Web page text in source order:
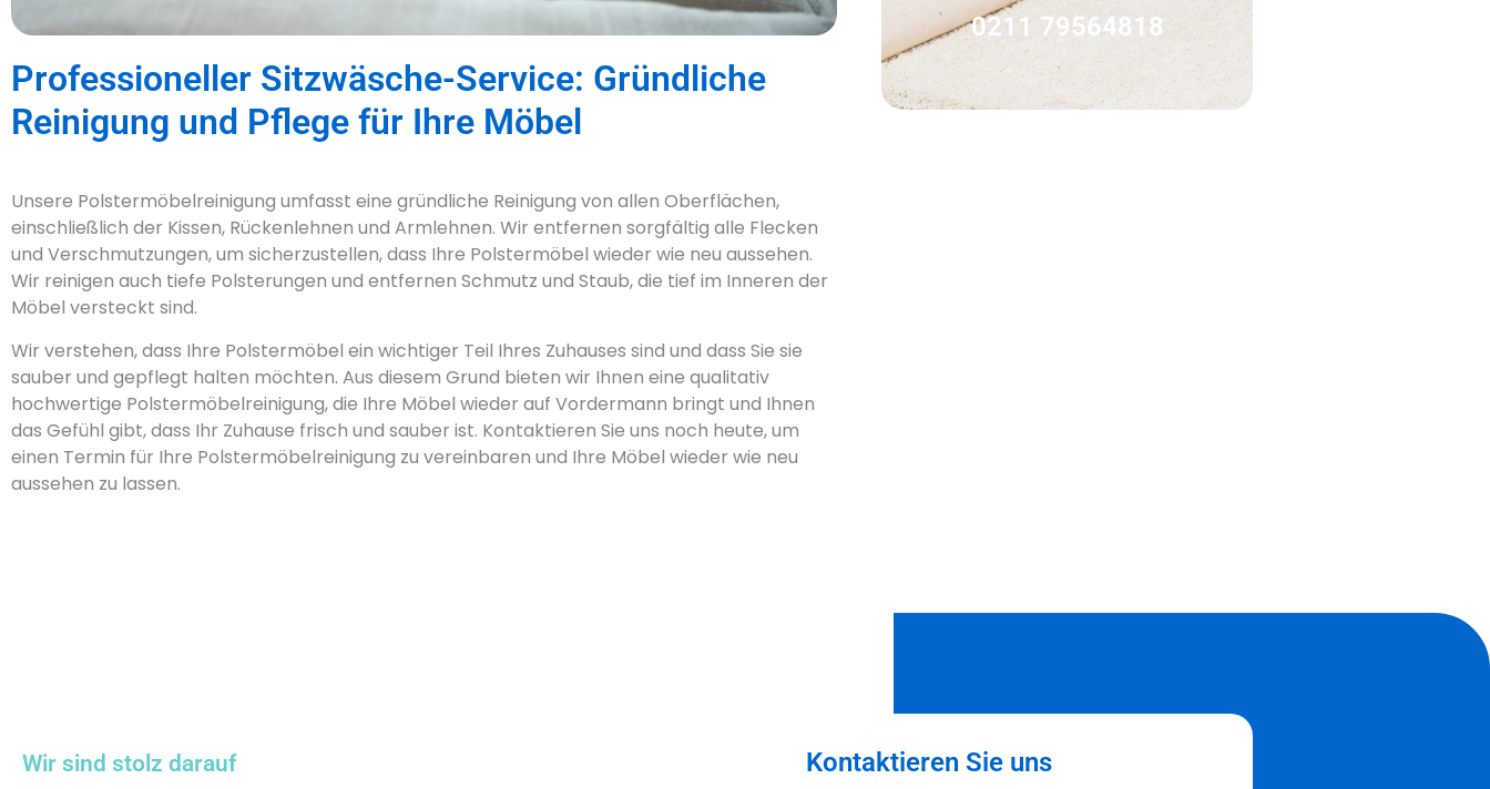
Professioneller Sitzwäsche-Service: Gründliche
Reinigung und Pflege für Ihre Möbel
Unsere Polstermöbelreinigung umfasst eine gründliche Reinigung von allen Oberflächen,
einschließlich der Kissen, Rückenlehnen und Armlehnen. Wir entfernen sorgfältig alle Flecken
und Verschmutzungen, um sicherzustellen, dass Ihre Polstermöbel wieder wie neu aussehen.
Wir reinigen auch tiefe Polsterungen und entfernen Schmutz und Staub, die tief im Inneren der
Möbel versteckt sind.
Wir verstehen, dass Ihre Polstermöbel ein wichtiger Teil Ihres Zuhauses sind und dass Sie sie
sauber und gepflegt halten möchten. Aus diesem Grund bieten wir Ihnen eine qualitativ
hochwertige Polstermöbelreinigung, die Ihre Möbel wieder auf Vordermann bringt und Ihnen
das Gefühl gibt, dass Ihr Zuhause frisch und sauber ist. Kontaktieren Sie uns noch heute, um
einen Termin für Ihre Polstermöbelreinigung zu vereinbaren und Ihre Möbel wieder wie neu
aussehen zu lassen.
0211 79564818
Wir sind stolz darauf Kontaktieren Sie uns